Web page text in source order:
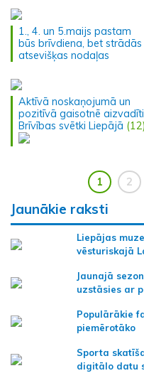
1., 4. un 5.maijs pastam
būs brīvdiena, bet strādās
atsevišķas nodaļas
Aktīvā noskaņojumā un
pozitīvā gaisotnē aizvadīti
Brīvības svētki Liepājā (12)
1 2
Jaunākie raksti
Liepājas
vēsturiskajā
Jaunajā
uzstāsies ar
Populārākie
piemērotāko
Sporta
digitālo datu